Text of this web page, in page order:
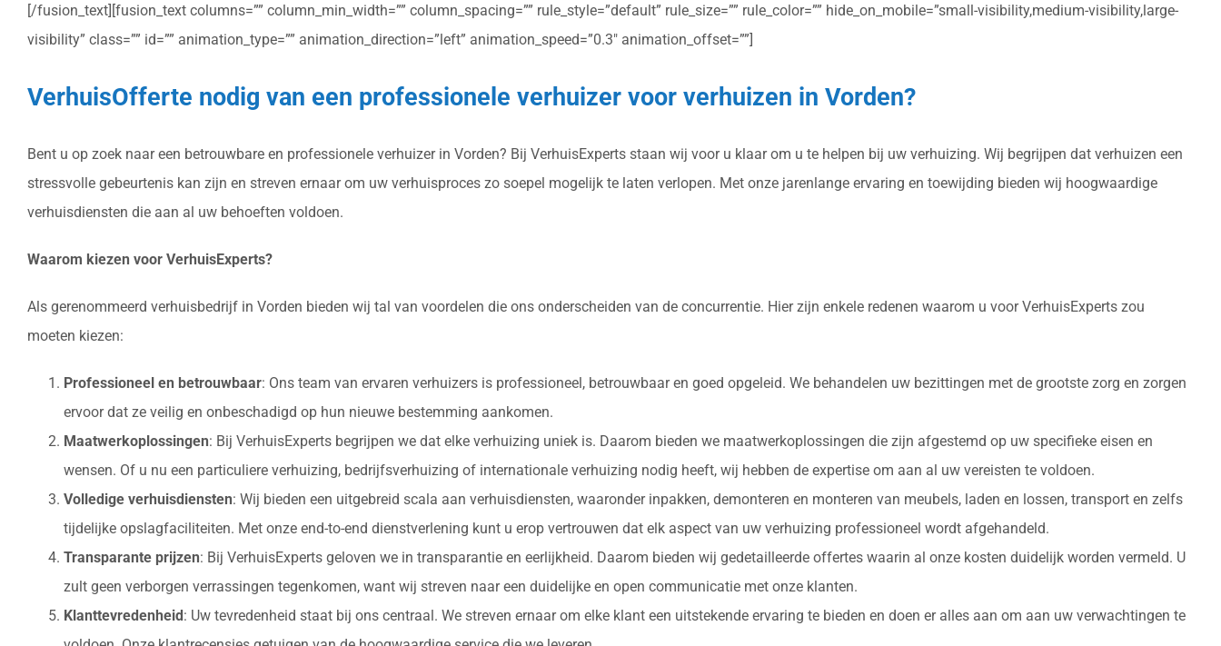
[/fusion_text][fusion_text columns=”” column_min_width=”” column_spacing=”” rule_style=”default” rule_size=”” rule_color=”” hide_on_mobile=”small-visibility,medium-visibility,large-
visibility” class=”” id=”” animation_type=”” animation_direction=”left” animation_speed=”0.3″ animation_offset=””]
VerhuisOfferte nodig van een professionele verhuizer voor verhuizen in Vorden?
Bent u op zoek naar een betrouwbare en professionele verhuizer in Vorden? Bij VerhuisExperts staan wij voor u klaar om u te helpen bij uw verhuizing. Wij begrijpen dat verhuizen een
stressvolle gebeurtenis kan zijn en streven ernaar om uw verhuisproces zo soepel mogelijk te laten verlopen. Met onze jarenlange ervaring en toewijding bieden wij hoogwaardige
verhuisdiensten die aan al uw behoeften voldoen.
Waarom kiezen voor VerhuisExperts?
Als gerenommeerd verhuisbedrijf in Vorden bieden wij tal van voordelen die ons onderscheiden van de concurrentie. Hier zijn enkele redenen waarom u voor VerhuisExperts zou
moeten kiezen:
Professioneel en betrouwbaar: Ons team van ervaren verhuizers is professioneel, betrouwbaar en goed opgeleid. We behandelen uw bezittingen met de grootste zorg en zorgen
ervoor dat ze veilig en onbeschadigd op hun nieuwe bestemming aankomen.
Maatwerkoplossingen: Bij VerhuisExperts begrijpen we dat elke verhuizing uniek is. Daarom bieden we maatwerkoplossingen die zijn afgestemd op uw specifieke eisen en
wensen. Of u nu een particuliere verhuizing, bedrijfsverhuizing of internationale verhuizing nodig heeft, wij hebben de expertise om aan al uw vereisten te voldoen.
Volledige verhuisdiensten: Wij bieden een uitgebreid scala aan verhuisdiensten, waaronder inpakken, demonteren en monteren van meubels, laden en lossen, transport en zelfs
tijdelijke opslagfaciliteiten. Met onze end-to-end dienstverlening kunt u erop vertrouwen dat elk aspect van uw verhuizing professioneel wordt afgehandeld.
Transparante prijzen: Bij VerhuisExperts geloven we in transparantie en eerlijkheid. Daarom bieden wij gedetailleerde offertes waarin al onze kosten duidelijk worden vermeld. U
zult geen verborgen verrassingen tegenkomen, want wij streven naar een duidelijke en open communicatie met onze klanten.
Klanttevredenheid: Uw tevredenheid staat bij ons centraal. We streven ernaar om elke klant een uitstekende ervaring te bieden en doen er alles aan om aan uw verwachtingen te